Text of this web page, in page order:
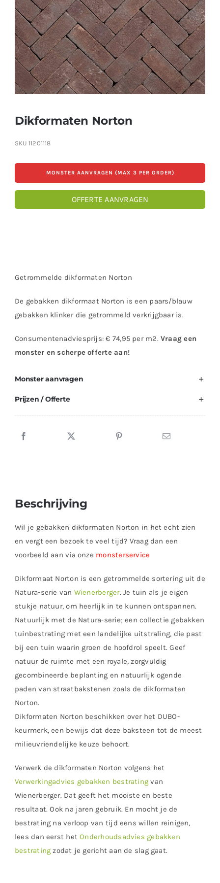
Contact
Offerte aanvragen
Dikformaten Norton
SKU 11201118
MONSTER AANVRAGEN (MAX 3 PER ORDER)
OFFERTE AANVRAGEN
Getrommelde dikformaten Norton
De gebakken dikformaat Norton is een paars/blauw
gebakken klinker die getrommeld verkrijgbaar is.
Consumentenadviesprijs: € 74,95 per m2.Vraag een
monster en scherpe offerte aan!
Monster aanvragen
Prijzen / Offerte
Beschrijving
Wil je gebakken dikformaten Norton in het echt zien
en vergt een bezoek te veel tijd? Vraag dan een
voorbeeld aan via onze monsterservice
Dikformaat Norton is een getrommelde sortering uit de
Natura-serie van Wienerberger. Je tuin als je eigen
stukje natuur, om heerlijk in te kunnen ontspannen.
Natuurlijk met de Natura-serie; een collectie gebakken
tuinbestrating met een landelijke uitstraling, die past
bij een tuin waarin groen de hoofdrol speelt. Geef
natuur de ruimte met een royale, zorgvuldig
gecombineerde beplanting en natuurlijk ogende
paden van straatbakstenen zoals de dikformaten
Norton.
Dikformaten Norton beschikken over het DUBO-
keurmerk, een bewijs dat deze baksteen tot de meest
milieuvriendelijke keuze behoort.
Verwerk de dikformaten Norton volgens het
Verwerkingadvies gebakken bestrating van
Wienerberger. Dat geeft het mooiste en beste
resultaat. Ook na jaren gebruik. En mocht je de
bestrating na verloop van tijd eens willen reinigen,
lees dan eerst hetOnderhoudsadvies gebakken
bestrating zodat je gericht aan de slag gaat.